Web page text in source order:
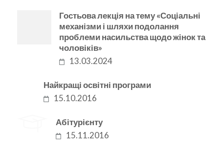
Гостьова лекція на тему «Соціальні
механізми і шляхи подолання
проблеми насильства щодо жінок та
чоловіків»
13.03.2024
Найкращі освітні програми
15.10.2016
Абітурієнту
15.11.2016